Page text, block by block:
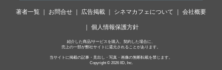
著者一覧 お問合せ 広告掲載 シネマカフェについて 会社概要
個人情報保護方針
紹介した商品/サービスを購入、契約した場合に、
売上の一部が弊社サイトに還元されることがあります。
当サイトに掲載の記事・見出し・写真・画像の無断転載を禁じます。
Copyright © 2026 IID, Inc.